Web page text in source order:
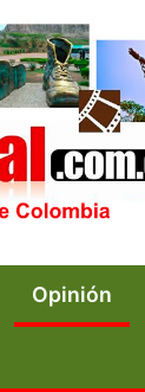
Opinión